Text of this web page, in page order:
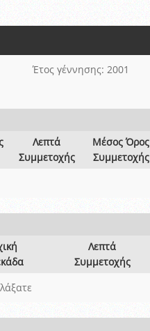
Έτος γέννησης: 2001
Λεπτά
Συμμετοχής
Μέσος Όρος
Συμμετοχής
Λεπτά
Συμμετοχής